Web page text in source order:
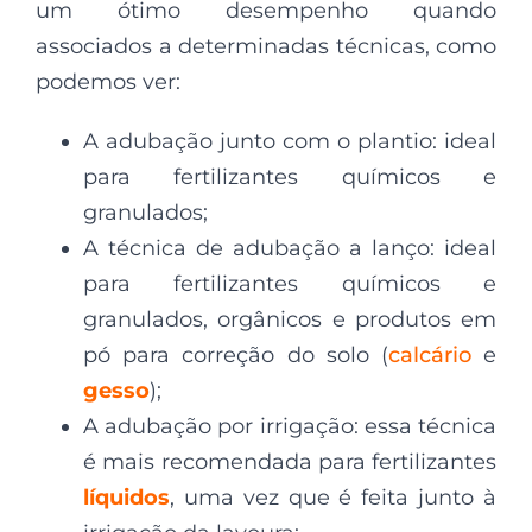
um ótimo desempenho quando
associados a determinadas técnicas, como
podemos ver:
A adubação junto com o plantio: ideal
para fertilizantes químicos e
granulados;
A técnica de adubação a lanço: ideal
para fertilizantes químicos e
granulados, orgânicos e produtos em
pó para correção do solo (calcário e
gesso);
A adubação por irrigação: essa técnica
é mais recomendada para fertilizantes
líquidos, uma vez que é feita junto à